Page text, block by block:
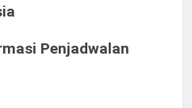
Penjadwalan